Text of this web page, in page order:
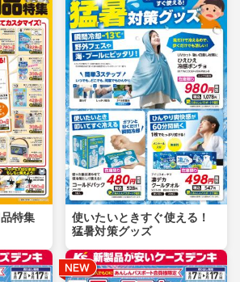
特集
使いたいときすぐ使える！
猛暑対策グッズ